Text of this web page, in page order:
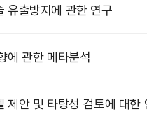
유출방지에 관한 연구
에 관한 메타분석
안 및 타탕성 검토에 대한